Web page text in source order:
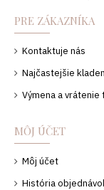
PRE ZÁKAZNÍKA
Kontaktuje nás
Najčastejšie
Výmena a vrátenie
MÔJ ÚČET
Môj účet
História